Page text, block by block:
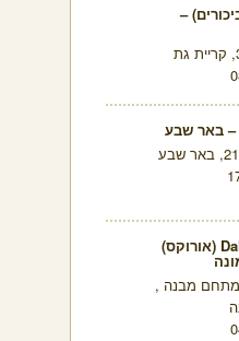
–
– באר שבע
דלתון/Dalton (אורוקס)
מתחם מבנה ,